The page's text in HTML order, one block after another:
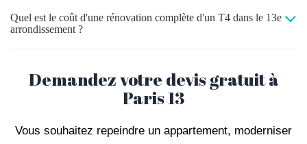
Quel est le coût d'une rénovation complète d'un T4 dans le 13e
arrondissement ?
Demandez votre devis gratuit à
Paris 13
Vous souhaitez repeindre un appartement, moderniser